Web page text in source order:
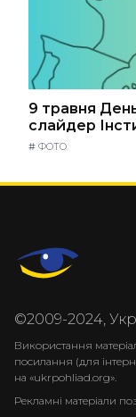
9 травня
слайдер
# ФОТО
©2009-2024,
Використання
посилання (для
на «ukrpohliad.org».
Рекламні матеріали